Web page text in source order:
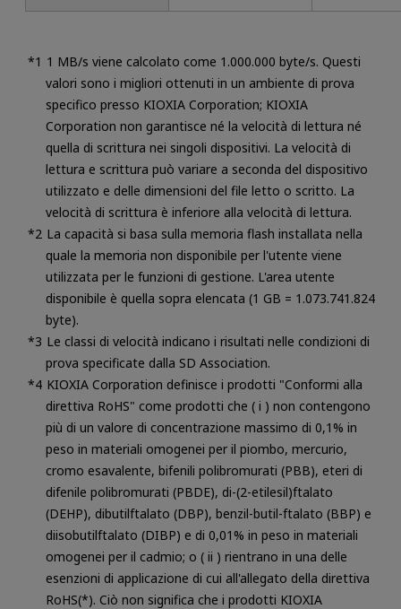
1 MB/s viene calcolato come 1.000.000 byte/s. Questi
valori sono i migliori ottenuti in un ambiente di prova
specifico presso KIOXIA Corporation; KIOXIA
Corporation non garantisce né la velocità di lettura né
quella di scrittura nei singoli dispositivi. La velocità di
lettura e scrittura può variare a seconda del dispositivo
utilizzato e delle dimensioni del file letto o scritto. La
velocità di scrittura è inferiore alla velocità di lettura.
La capacità si basa sulla memoria flash installata nella
quale la memoria non disponibile per l'utente viene
utilizzata per le funzioni di gestione. L'area utente
disponibile è quella sopra elencata (1 GB = 1.073.741.824
byte).
Le classi di velocità indicano i risultati nelle condizioni di
prova specificate dalla SD Association.
KIOXIA Corporation definisce i prodotti "Conformi alla
direttiva RoHS" come prodotti che ( i ) non contengono
più di un valore di concentrazione massimo di 0,1% in
peso in materiali omogenei per il piombo, mercurio,
cromo esavalente, bifenili polibromurati (PBB), eteri di
difenile polibromurati (PBDE), di-(2-etilesil)ftalato
(DEHP), dibutilftalato (DBP), benzil-butil-ftalato (BBP) e
diisobutilftalato (DIBP) e di 0,01% in peso in materiali
omogenei per il cadmio; o ( ii ) rientrano in una delle
esenzioni di applicazione di cui all'allegato della direttiva
RoHS(*). Ciò non significa che i prodotti KIOXIA